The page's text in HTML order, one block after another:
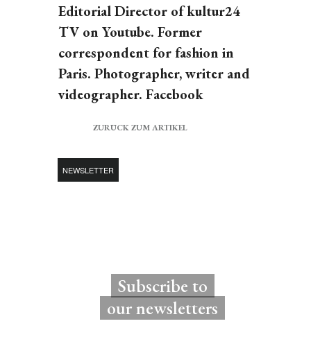
Editorial Director of kultur24
TV on Youtube. Former
correspondent for fashion in
Paris. Photographer, writer and
videographer. Facebook
ZURÜCK ZUM ARTIKEL
NEWSLETTER
Subscribe to
our newsletters